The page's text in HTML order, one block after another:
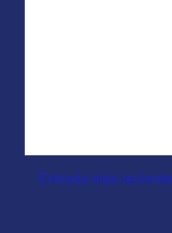
Entrada más reciente